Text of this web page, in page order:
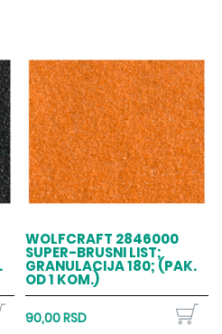
WOLFCRAFT 2846000
SUPER-BRUSNI LIST;
GRANULACIJA 180; (PAK.
OD 1 KOM.)
90,00 RSD